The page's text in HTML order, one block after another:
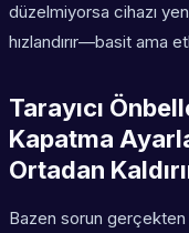
düzelmiyorsa cihazı
hızlandırır—basit ama
Tarayıcı
Kapatma
Ortadan
Bazen sorun gerçekten